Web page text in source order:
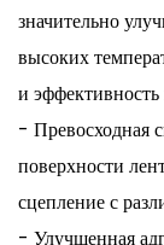
значительно
высоких
и
- Превосходная
поверхности
сцепление с
- Улучшенная